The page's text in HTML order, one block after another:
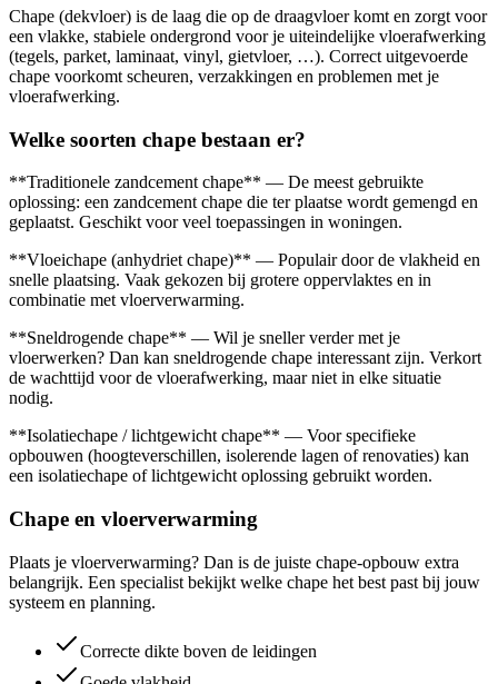
Chape (dekvloer) is de laag die op de draagvloer komt en zorgt voor
een vlakke, stabiele ondergrond voor je uiteindelijke vloerafwerking
(tegels, parket, laminaat, vinyl, gietvloer, …). Correct uitgevoerde
chape voorkomt scheuren, verzakkingen en problemen met je
vloerafwerking.
Welke soorten chape bestaan er?
**Traditionele zandcement chape** — De meest gebruikte
oplossing: een zandcement chape die ter plaatse wordt gemengd en
geplaatst. Geschikt voor veel toepassingen in woningen.
**Vloeichape (anhydriet chape)** — Populair door de vlakheid en
snelle plaatsing. Vaak gekozen bij grotere oppervlaktes en in
combinatie met vloerverwarming.
**Sneldrogende chape** — Wil je sneller verder met je
vloerwerken? Dan kan sneldrogende chape interessant zijn. Verkort
de wachttijd voor de vloerafwerking, maar niet in elke situatie
nodig.
**Isolatiechape / lichtgewicht chape** — Voor specifieke
opbouwen (hoogteverschillen, isolerende lagen of renovaties) kan
een isolatiechape of lichtgewicht oplossing gebruikt worden.
Chape en vloerverwarming
Plaats je vloerverwarming? Dan is de juiste chape-opbouw extra
belangrijk. Een specialist bekijkt welke chape het best past bij jouw
systeem en planning.
Correcte dikte boven de leidingen